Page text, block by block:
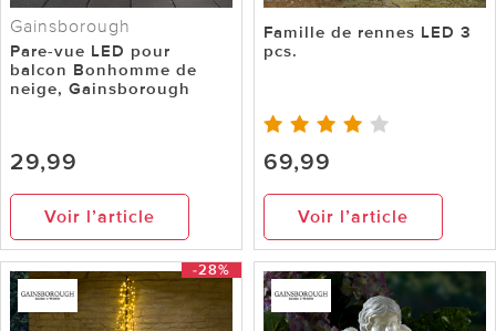
Gainsborough
Pare-vue LED pour
balcon Bonhomme de
neige, Gainsborough
29,99
Voir l’article
Famille de rennes LED 3
pcs.
69,99
Voir l’article
-28%